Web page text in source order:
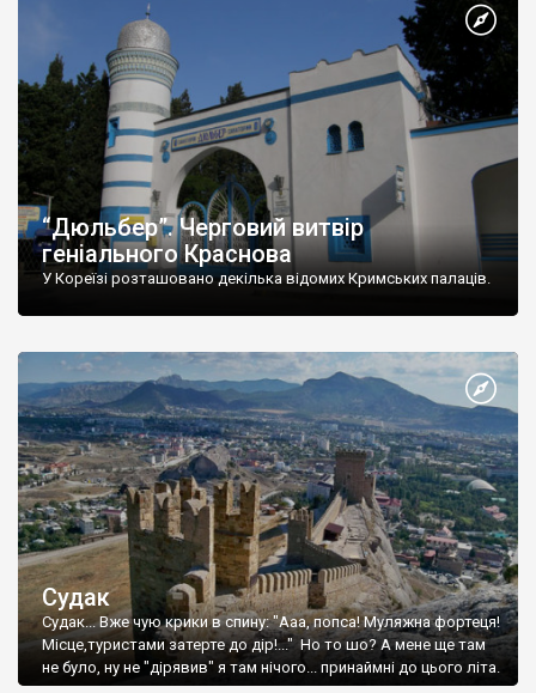
“Дюльбер”. Черговий витвір
геніального Краснова
У Кореїзі розташовано декілька відомих Кримських палаців.
Судак
Судак... Вже чую крики в спину: "Ааа, попса! Муляжна фортеця!
Місце,туристами затерте до дір!..." Но то шо? А мене ще там
не було, ну не "дірявив" я там нічого... принаймні до цього літа.